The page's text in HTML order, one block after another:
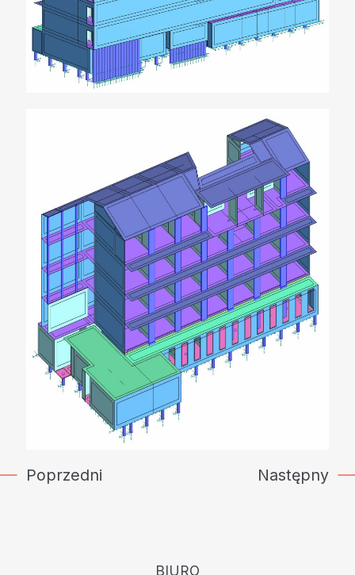
Poprzedni Następny
BIURO